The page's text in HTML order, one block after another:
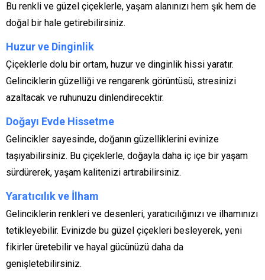
Bu renkli ve güzel çiçeklerle, yaşam alanınızı hem şık hem de
doğal bir hale getirebilirsiniz.
Huzur ve Dinginlik
Çiçeklerle dolu bir ortam, huzur ve dinginlik hissi yaratır.
Gelinciklerin güzelliği ve rengarenk görüntüsü, stresinizi
azaltacak ve ruhunuzu dinlendirecektir.
Doğayı Evde Hissetme
Gelincikler sayesinde, doğanın güzelliklerini evinize
taşıyabilirsiniz. Bu çiçeklerle, doğayla daha iç içe bir yaşam
sürdürerek, yaşam kalitenizi artırabilirsiniz.
Yaratıcılık ve İlham
Gelinciklerin renkleri ve desenleri, yaratıcılığınızı ve ilhamınızı
tetikleyebilir. Evinizde bu güzel çiçekleri besleyerek, yeni
fikirler üretebilir ve hayal gücünüzü daha da
genişletebilirsiniz.